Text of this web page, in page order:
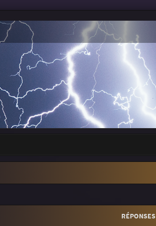
RÉPONSES